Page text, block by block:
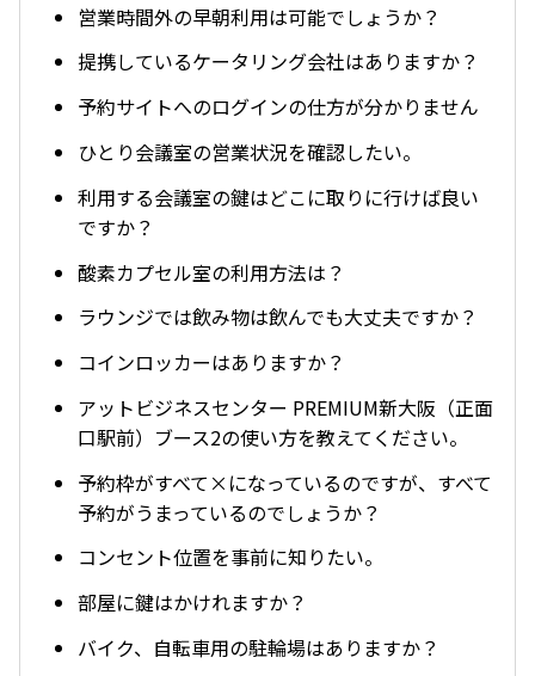
営業時間外の早朝利用は可能でしょうか？
提携しているケータリング会社はありますか？
予約サイトへのログインの仕方が分かりません
ひとり会議室の営業状況を確認したい。
利用する会議室の鍵はどこに取りに行けば良い
ですか？
酸素カプセル室の利用方法は？
ラウンジでは飲み物は飲んでも大丈夫ですか？
コインロッカーはありますか？
アットビジネスセンター PREMIUM新大阪（正面
口駅前）ブース2の使い方を教えてください。
予約枠がすべて×になっているのですが、すべて
予約がうまっているのでしょうか？
コンセント位置を事前に知りたい。
部屋に鍵はかけれますか？
バイク、自転車用の駐輪場はありますか？